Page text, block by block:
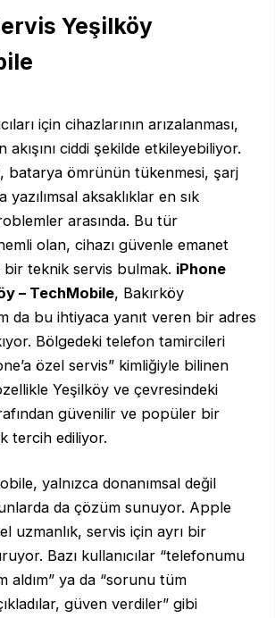
Yeşilköy
için cihazlarının arızalanması,
akışını ciddi şekilde etkileyebiliyor.
batarya ömrünün tükenmesi, şarj
yazılımsal aksaklıklar en sık
arasında. Bu tür
olan, cihazı güvenle emanet
bir teknik servis bulmak. iPhone
– TechMobile, Bakırköy
da bu ihtiyaca yanıt veren bir adres
Bölgedeki telefon tamircileri
özel servis” kimliğiyle bilinen
Yeşilköy ve çevresindeki
güvenilir ve popüler bir
tercih ediliyor.
yalnızca donanımsal değil
da çözüm sunuyor. Apple
uzmanlık, servis için ayrı bir
Bazı kullanıcılar “telefonumu
aldım” ya da “sorunu tüm
güven verdiler” gibi